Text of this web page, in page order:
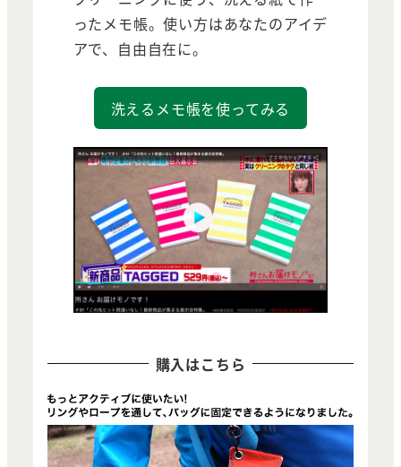
ったメモ帳。使い方はあなたのアイデ
アで、自由自在に。
洗えるメモ帳を使ってみる
購入はこちら